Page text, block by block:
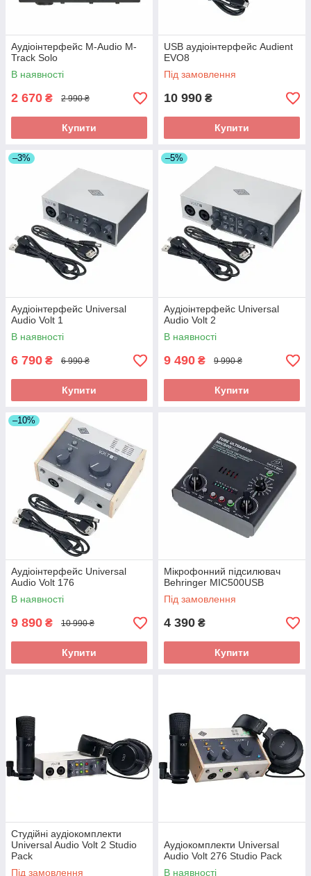
Аудіоінтерфейс M-Audio M-
Track Solo
В наявності
2 670 ₴ 2 990 ₴
Купити
USB аудіоінтерфейс Audient
EVO8
Під замовлення
10 990 ₴
Купити
–3%
Аудіоінтерфейс Universal
Audio Volt 1
В наявності
6 790 ₴ 6 990 ₴
Купити
–5%
Аудіоінтерфейс Universal
Audio Volt 2
В наявності
9 490 ₴ 9 990 ₴
Купити
–10%
Аудіоінтерфейс Universal
Audio Volt 176
В наявності
9 890 ₴ 10 990 ₴
Купити
Мікрофонний підсилювач
Behringer MIC500USB
Під замовлення
4 390 ₴
Купити
Студійні аудіокомплекти
Universal Audio Volt 2 Studio
Pack
Під замовлення
Аудіокомплекти Universal
Audio Volt 276 Studio Pack
В наявності